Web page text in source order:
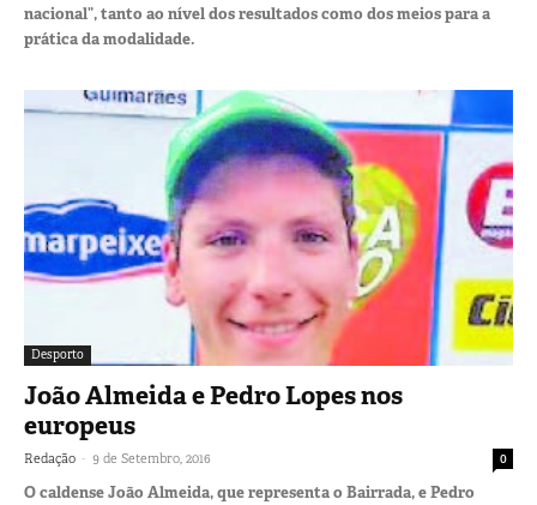
nacional”, tanto ao nível dos resultados como dos meios para a
prática da modalidade.
Desporto
João Almeida e Pedro Lopes nos
europeus
Redação - 9 de Setembro, 2016 0
O caldense João Almeida, que representa o Bairrada, e Pedro